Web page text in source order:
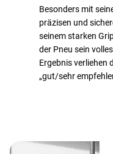
Besonders mit
präzisen und
seinem starken
der Pneu sein
Ergebnis verliehen
„gut/sehr